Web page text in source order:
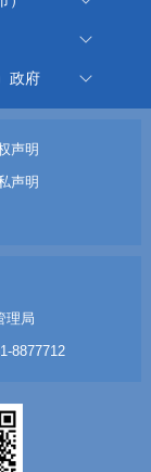
政府
声明
声明
理局
8877712